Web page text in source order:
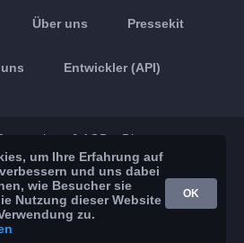
Über uns Pressekit
Entwickler (API)
& AGB Dienststatus
Google Play
um Ihre Erfahrung auf
und uns dabei
wie Besucher sie
Nutzung dieser Website
zu.
OK